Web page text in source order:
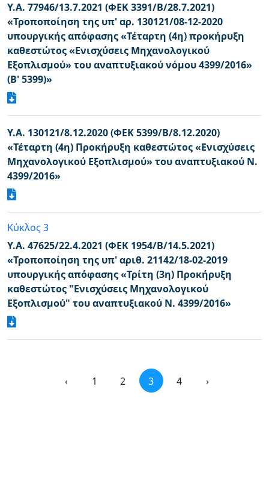
Υ.Α. 77946/13.7.2021 (ΦΕΚ 3391/Β/28.7.2021)
«Τροποποίηση της υπ' αρ. 130121/08-12-2020
υπουργικής απόφασης «Τέταρτη (4η) προκήρυξη
καθεστώτος «Ενισχύσεις Μηχανολογικού
Εξοπλισμού» του αναπτυξιακού νόμου 4399/2016»
(Β' 5399)»
Υ.Α. 130121/8.12.2020 (ΦΕΚ 5399/Β/8.12.2020)
«Τέταρτη (4η) Προκήρυξη καθεστώτος «Ενισχύσεις
Μηχανολογικού Εξοπλισμού» του αναπτυξιακού N.
4399/2016»
Κύκλος 3
Υ.Α. 47625/22.4.2021 (ΦΕΚ 1954/Β/14.5.2021)
«Τροποποίηση της υπ' αριθ. 21142/18-02-2019
υπουργικής απόφασης «Τρίτη (3η) Προκήρυξη
καθεστώτος "Ενισχύσεις Μηχανολογικού
Εξοπλισμού" του αναπτυξιακού N. 4399/2016»
‹ 1 2 3 4 ›